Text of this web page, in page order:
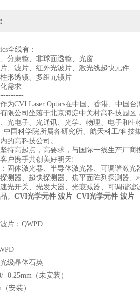
全线有：
分束镜、非球面透镜、光窗
、波片、红外光波片、激光线超快元件
形透镜、多组元镜片
需求
为CVI Laser Optics在中国、香港、中国
限公司坐落于北京海淀中关村高科技园
光电子、光通讯、光学、物理、电子和
中国科学院所属各研究所、航天科工/科
的高科技公司。
持高起点，高要求，与国际一线生产厂
户携手共创美好明天!
固体激光器、半导体激光器、可调谐激
测器、超快探测器、焦平面阵列探测器
光开关、光发大器、光衰减器、可调谐
。 CVI光学元件 波片 CVI光学元件 波片
片：QWPD
级晶体石英
-0.25mm（未安装）
安装）